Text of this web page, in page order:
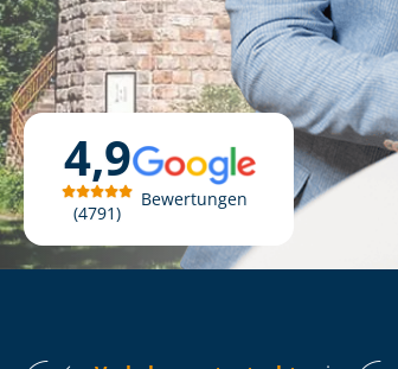
4,9
4791
Bewertungen